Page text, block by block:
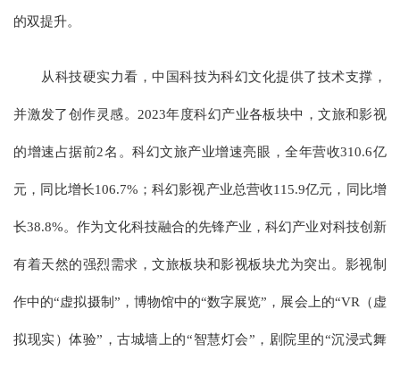
的双提升。
从科技硬实力看，中国科技为科幻文化提供了技术支撑，
并激发了创作灵感。2023年度科幻产业各板块中，文旅和影视
的增速占据前2名。科幻文旅产业增速亮眼，全年营收310.6亿
元，同比增长106.7%；科幻影视产业总营收115.9亿元，同比增
长38.8%。作为文化科技融合的先锋产业，科幻产业对科技创新
有着天然的强烈需求，文旅板块和影视板块尤为突出。影视制
作中的“虚拟摄制”，博物馆中的“数字展览”，展会上的“VR（虚
拟现实）体验”，古城墙上的“智慧灯会”，剧院里的“沉浸式舞